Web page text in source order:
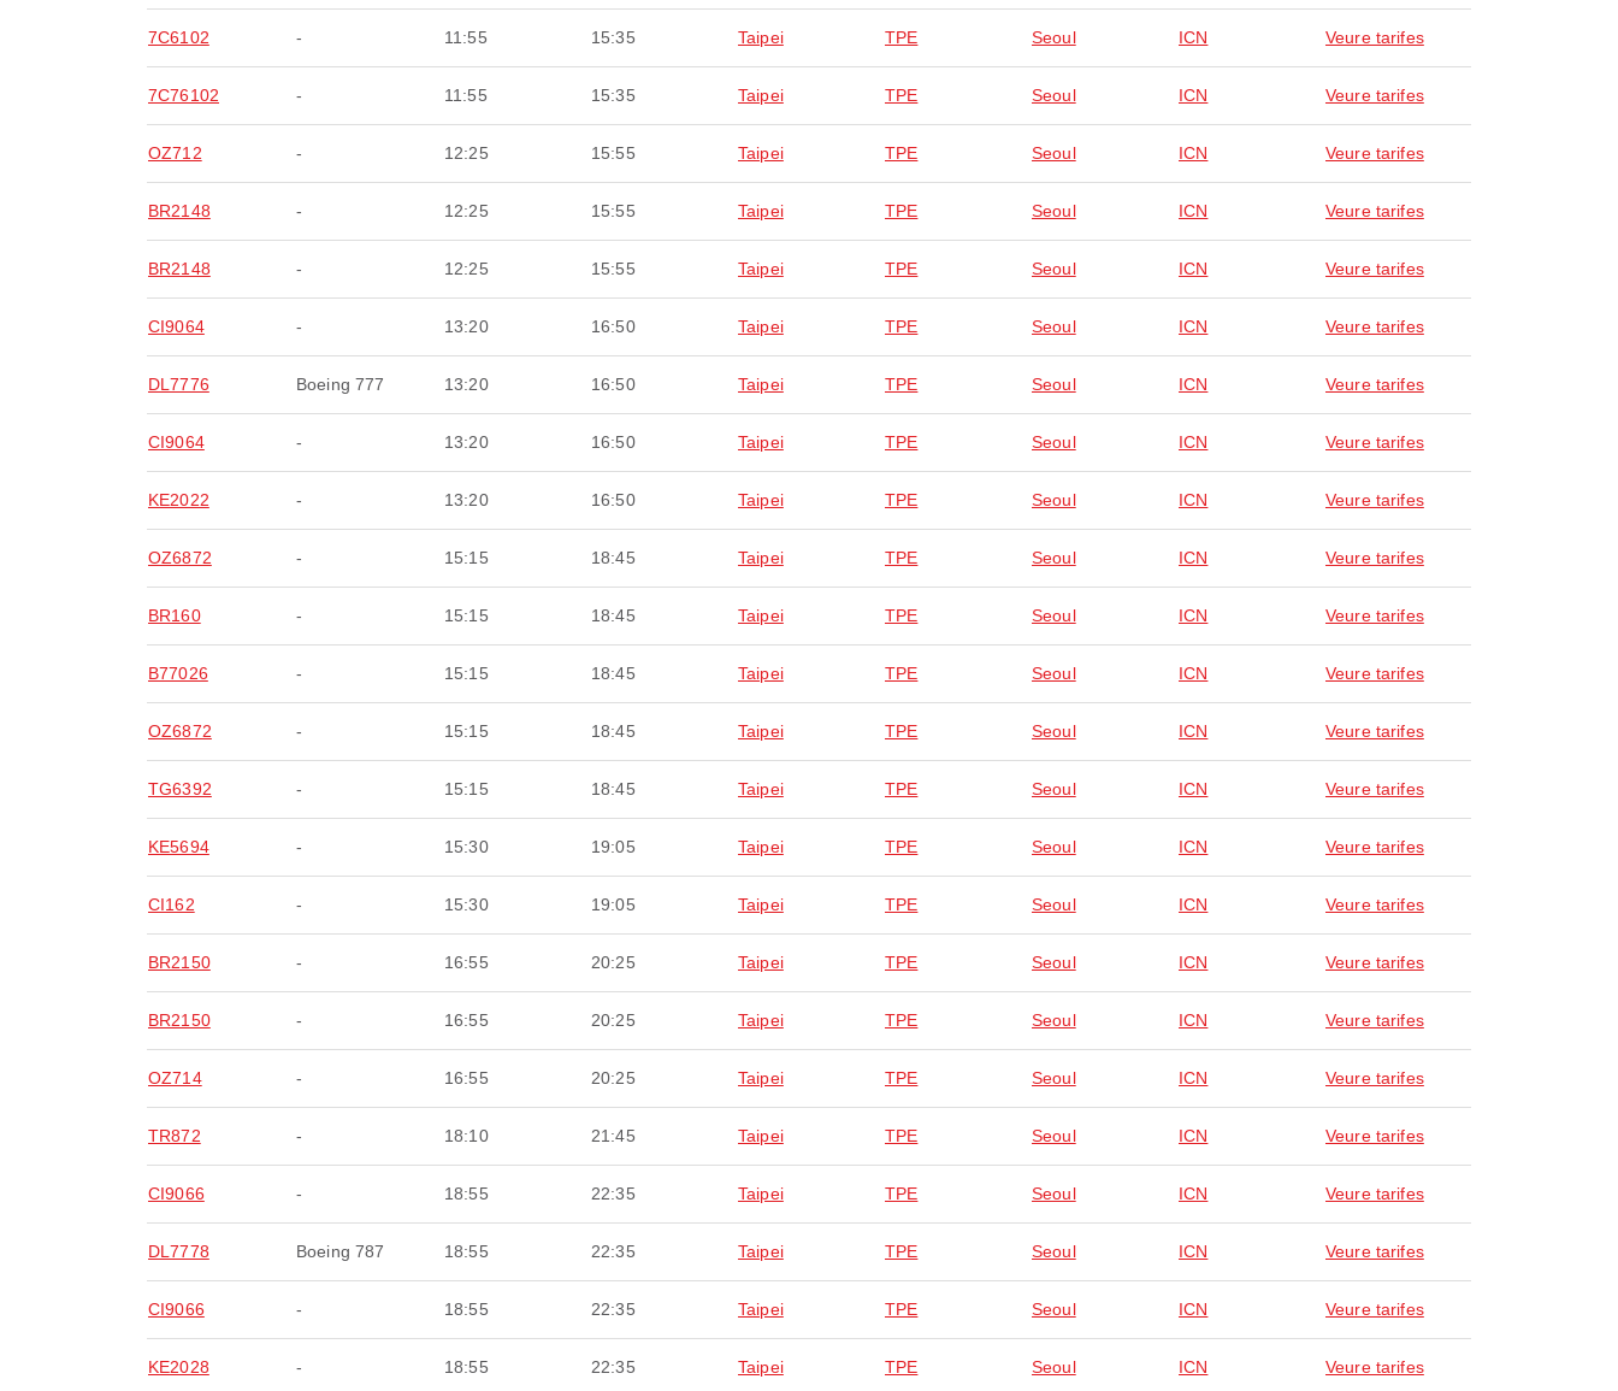
7C6102 - 11:55 15:35 Taipei TPE Seoul ICN Veure tarifes
7C76102 - 11:55 15:35 Taipei TPE Seoul ICN Veure tarifes
OZ712 - 12:25 15:55 Taipei TPE Seoul ICN Veure tarifes
BR2148 - 12:25 15:55 Taipei TPE Seoul ICN Veure tarifes
BR2148 - 12:25 15:55 Taipei TPE Seoul ICN Veure tarifes
CI9064 - 13:20 16:50 Taipei TPE Seoul ICN Veure tarifes
DL7776 Boeing 777 13:20 16:50 Taipei TPE Seoul ICN Veure tarifes
CI9064 - 13:20 16:50 Taipei TPE Seoul ICN Veure tarifes
KE2022 - 13:20 16:50 Taipei TPE Seoul ICN Veure tarifes
OZ6872 - 15:15 18:45 Taipei TPE Seoul ICN Veure tarifes
BR160 - 15:15 18:45 Taipei TPE Seoul ICN Veure tarifes
B77026 - 15:15 18:45 Taipei TPE Seoul ICN Veure tarifes
OZ6872 - 15:15 18:45 Taipei TPE Seoul ICN Veure tarifes
TG6392 - 15:15 18:45 Taipei TPE Seoul ICN Veure tarifes
KE5694 - 15:30 19:05 Taipei TPE Seoul ICN Veure tarifes
CI162 - 15:30 19:05 Taipei TPE Seoul ICN Veure tarifes
BR2150 - 16:55 20:25 Taipei TPE Seoul ICN Veure tarifes
BR2150 - 16:55 20:25 Taipei TPE Seoul ICN Veure tarifes
OZ714 - 16:55 20:25 Taipei TPE Seoul ICN Veure tarifes
TR872 - 18:10 21:45 Taipei TPE Seoul ICN Veure tarifes
CI9066 - 18:55 22:35 Taipei TPE Seoul ICN Veure tarifes
DL7778 Boeing 787 18:55 22:35 Taipei TPE Seoul ICN Veure tarifes
CI9066 - 18:55 22:35 Taipei TPE Seoul ICN Veure tarifes
KE2028 - 18:55 22:35 Taipei TPE Seoul ICN Veure tarifes